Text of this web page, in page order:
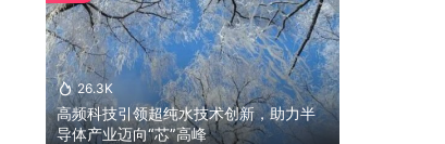
26.3K
高频科技引领超纯水技术创新，助力半
导体产业迈向“芯”高峰